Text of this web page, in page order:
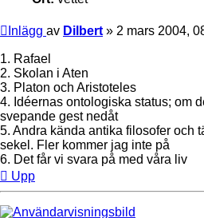
Inlägg av Dilbert » 2 mars 2004,
1. Rafael
2. Skolan i Aten
3. Platon och Aristoteles
4. Idéernas ontologiska status; om
svepande gest nedåt
5. Andra kända antika filosofer och
sekel. Fler kommer jag inte på
6. Det får vi svara på med våra liv
Upp